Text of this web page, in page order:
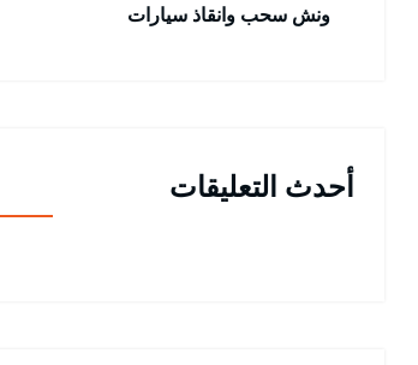
ونش سحب وانقاذ سيارات
أحدث التعليقات